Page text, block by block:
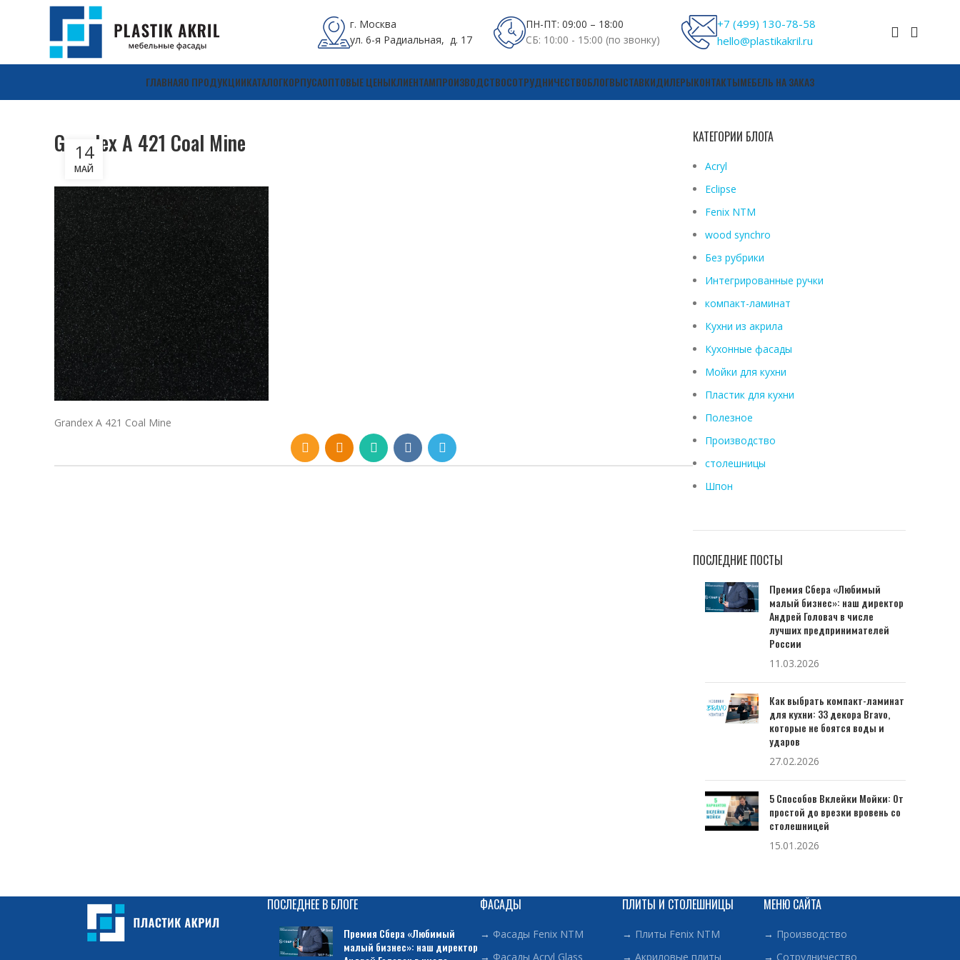
г. Москва
ул. 6-я Радиальная, д. 17
ПН-ПТ: 09:00 – 18:00
СБ: 10:00 - 15:00 (по звонку)
+7 (499) 130-78-58
hello@plastikakril.ru
ГЛАВНАЯО ПРОДУКЦИИКАТАЛОГКОРПУСАОПТОВЫЕ ЦЕНЫКЛИЕНТАМПРОИЗВОДСТВОСОТРУДНИЧЕСТВОБЛОГВЫСТАВКИДИЛЕРЫКОНТАКТЫМЕБЕЛЬ НА ЗАКАЗ
Grandex A 421 Coal Mine
14
МАЙ
Grandex A 421 Coal Mine
КАТЕГОРИИ БЛОГА
Acryl
Eclipse
Fenix ​​NTM
wood synchro
Без рубрики
Интегрированные ручки
компакт-ламинат
Кухни из акрила
Кухонные фасады
Мойки для кухни
Пластик для кухни
Полезное
Производство
столешницы
Шпон
ПОСЛЕДНИЕ ПОСТЫ
Премия Сбера «Любимый
малый бизнес»: наш директор
Андрей Головач в числе
лучших предпринимателей
России
11.03.2026
Как выбрать компакт-ламинат
для кухни: 33 декора Bravo,
которые не боятся воды и
ударов
27.02.2026
5 Способов Вклейки Мойки: От
простой до врезки вровень со
столешницей
15.01.2026
ПОСЛЕДНЕЕ В БЛОГЕ
Премия Сбера «Любимый
малый бизнес»: наш директор
ФАСАДЫ
→ Фасады Fenix NTM
→ Фасады Acryl Glass
ПЛИТЫ И СТОЛЕШНИЦЫ
→ Плиты Fenix NTM
→ Акриловые плиты
МЕНЮ САЙТА
→ Производство
→ Сотрудничество